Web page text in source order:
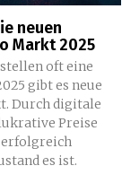
neuen
Markt 2025
oft eine
gibt es neue
Durch digitale
Preise
erfolgreich
es ist.